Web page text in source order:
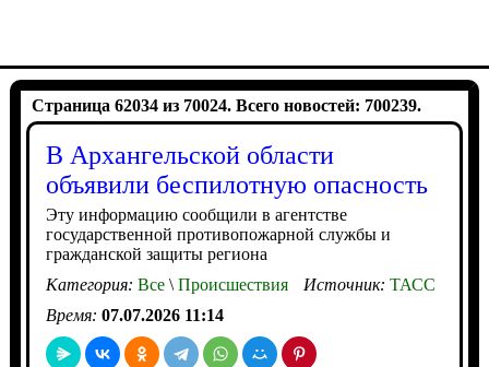
Страница 62034 из 70024. Всего новостей: 700239.
В Архангельской области
объявили беспилотную опасность
Эту информацию сообщили в агентстве
государственной противопожарной службы и
гражданской защиты региона
Категория: Все\Происшествия Источник: ТАСС
Время: 07.07.2026 11:14